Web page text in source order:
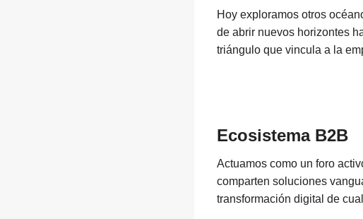
Hoy exploramos otros
de abrir nuevos horizontes
triángulo que vincula a la
Ecosistema B2B
Actuamos como un foro
comparten soluciones
transformación digital de